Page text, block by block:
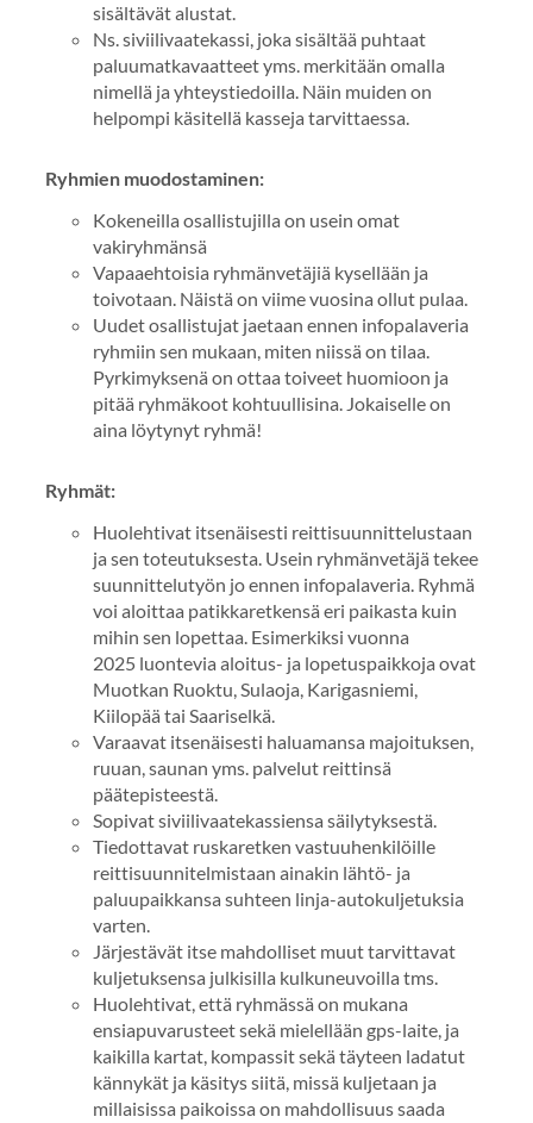
sisältävät alustat.
Ns. siviilivaatekassi, joka sisältää puhtaat
paluumatkavaatteet yms. merkitään omalla
nimellä ja yhteystiedoilla. Näin muiden on
helpompi käsitellä kasseja tarvittaessa.
Ryhmien muodostaminen:
Kokeneilla osallistujilla on usein omat
vakiryhmänsä
Vapaaehtoisia ryhmänvetäjiä kysellään ja
toivotaan. Näistä on viime vuosina ollut pulaa.
Uudet osallistujat jaetaan ennen infopalaveria
ryhmiin sen mukaan, miten niissä on tilaa.
Pyrkimyksenä on ottaa toiveet huomioon ja
pitää ryhmäkoot kohtuullisina. Jokaiselle on
aina löytynyt ryhmä!
Ryhmät:
Huolehtivat itsenäisesti reittisuunnittelustaan
ja sen toteutuksesta. Usein ryhmänvetäjä tekee
suunnittelutyön jo ennen infopalaveria. Ryhmä
voi aloittaa patikkaretkensä eri paikasta kuin
mihin sen lopettaa. Esimerkiksi vuonna
2025 luontevia aloitus- ja lopetuspaikkoja ovat
Muotkan Ruoktu, Sulaoja, Karigasniemi,
Kiilopää tai Saariselkä.
Varaavat itsenäisesti haluamansa majoituksen,
ruuan, saunan yms. palvelut reittinsä
päätepisteestä.
Sopivat siviilivaatekassiensa säilytyksestä.
Tiedottavat ruskaretken vastuuhenkilöille
reittisuunnitelmistaan ainakin lähtö- ja
paluupaikkansa suhteen linja-autokuljetuksia
varten.
Järjestävät itse mahdolliset muut tarvittavat
kuljetuksensa julkisilla kulkuneuvoilla tms.
Huolehtivat, että ryhmässä on mukana
ensiapuvarusteet sekä mielellään gps-laite, ja
kaikilla kartat, kompassit sekä täyteen ladatut
kännykät ja käsitys siitä, missä kuljetaan ja
millaisissa paikoissa on mahdollisuus saada